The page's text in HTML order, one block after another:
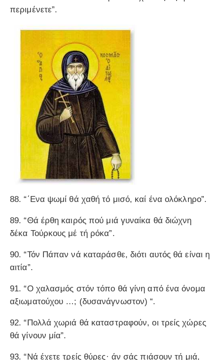
περιμένετε”.
88. “΄Ενα ψωμί θά χαθή τό μισό, καί ένα ολόκληρο”.
89. “Θά έρθη καιρός πού μιά γυναίκα θά διώχνη
δέκα Τούρκους μέ τή ρόκα”.
90. “Τόν Πάπαν νά καταράσθε, διότι αυτός θά είναι η
αιτία”.
91. “Ο χαλασμός στόν τόπο θά γίνη από ένα όνομα
αξιωματούχου …; (δυσανάγνωστον) “.
92. “Πολλά χωριά θά καταστραφούν, οι τρείς χώρες
θά γίνουν μία”.
93. “Νά έχετε τρείς θύρες· άν σάς πιάσουν τή μιά,